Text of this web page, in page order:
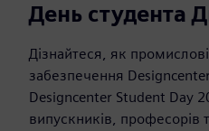
День студента
Дізнайтеся, як
забезпечення
Designcenter Student Day
випускників,